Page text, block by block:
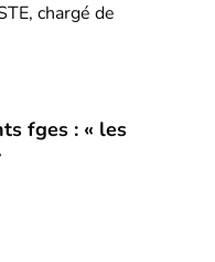
chargé de
fges : « les